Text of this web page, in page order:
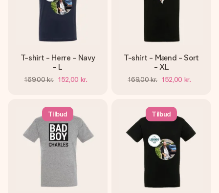
T-shirt - Herre - Navy
- L
169,00 kr. 152,00 kr.
T-shirt - Mænd - Sort
- XL
169,00 kr. 152,00 kr.
Tilbud Tilbud